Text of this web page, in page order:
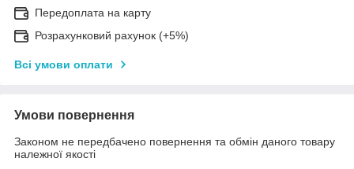
Передоплата на карту
Розрахунковий рахунок (+5%)
Всі умови оплати
Умови повернення
Законом не передбачено повернення та обмін даного товару
належної якості